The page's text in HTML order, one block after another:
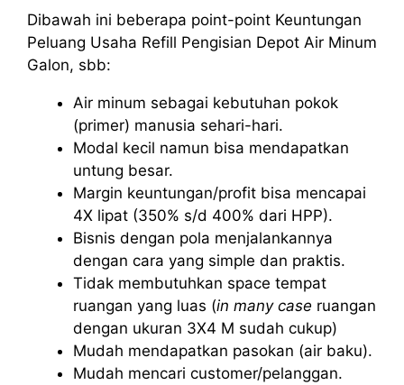
Dibawah ini beberapa point-point Keuntungan
Peluang Usaha Refill Pengisian Depot Air Minum
Galon, sbb:
Air minum sebagai kebutuhan pokok
(primer) manusia sehari-hari.
Modal kecil namun bisa mendapatkan
untung besar.
Margin keuntungan/profit bisa mencapai
4X lipat (350% s/d 400% dari HPP).
Bisnis dengan pola menjalankannya
dengan cara yang simple dan praktis.
Tidak membutuhkan space tempat
ruangan yang luas (in many case ruangan
dengan ukuran 3X4 M sudah cukup)
Mudah mendapatkan pasokan (air baku).
Mudah mencari customer/pelanggan.